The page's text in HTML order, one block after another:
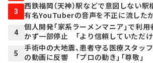
3
西鉄福岡（天神）駅などで意図しない
有名YouTuberの音声を不正に流した
4
個人開発「家系ラーメンマニア」で利
かず一部停止 「より信頼していただけ
5
手術中の大地震、患者守る医療スタ
の動画に反響 「プロの動き」「尊敬」